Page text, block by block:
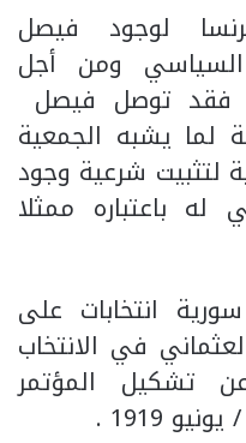
لوجود فيصل
ومن أجل
فقد توصل فيصل
لما يشبه الجمعية
لتثبيت شرعية وجود
له باعتباره ممثلا
انتخابات على
في الانتخاب
تشكيل المؤتمر